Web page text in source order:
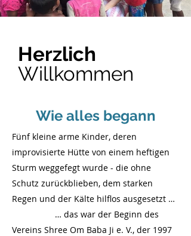
Herzlich
Willkommen
Wie alles begann
Fünf kleine arme Kinder, deren
improvisierte Hütte von einem heftigen
Sturm weggefegt wurde - die ohne
Schutz zurückblieben, dem starken
Regen und der Kälte hilflos ausgesetzt …
… das war der Beginn des
Vereins Shree Om Baba Ji e. V., der 1997